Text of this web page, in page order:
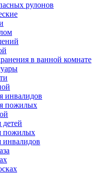
рулонов
в ванной комнате
инвалидов
пожилых
детей
пожилых
инвалидов